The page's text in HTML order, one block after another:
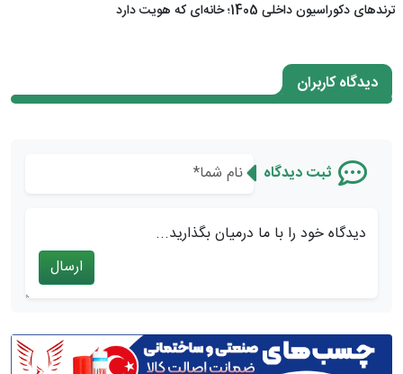
ترندهای دکوراسیون داخلی 1405؛ خانه‌ای که هویت دارد
دیدگاه کاربران
ثبت دیدگاه
دیدگاه خود را با ما درمیان بگذارید...
ارسال